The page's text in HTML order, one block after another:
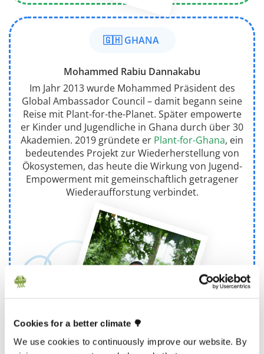
Cookies for a better climate 🌳
We use cookies to continuously improve our website. By
🇬🇭 GHANA
Mohammed Rabiu Dannakabu
Im Jahr 2013 wurde Mohammed Präsident des
Global Ambassador Council – damit begann seine
Reise mit Plant-for-the-Planet. Später empowerte
er Kinder und Jugendliche in Ghana durch über 30
Akademien. 2019 gründete er Plant-for-Ghana, ein
bedeutendes Projekt zur Wiederherstellung von
Ökosystemen, das heute die Wirkung von Jugend-
Empowerment mit gemeinschaftlich getragener
Wiederaufforstung verbindet.